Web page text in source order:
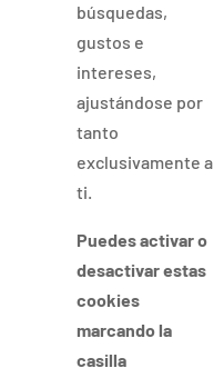
búsquedas,
gustos e
intereses,
ajustándose por
tanto
exclusivamente a
ti.
Puedes activar o
desactivar estas
cookies
marcando la
casilla